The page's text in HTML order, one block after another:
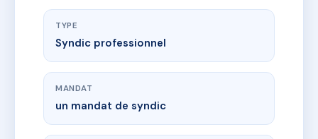
TYPE
Syndic professionnel
MANDAT
un mandat de syndic